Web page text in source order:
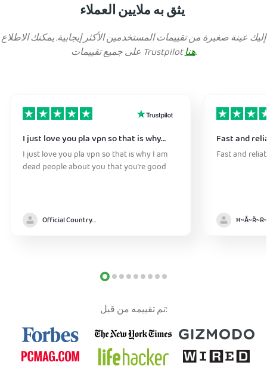
يثق به ملايين العملاء
إليك عينة صغيرة من تقييمات المستخدمين الأكثر إيجابية. يمكنك الاطلاع
على جميع تقييمات Trustpilotهنا.
I just love you pla vpn so that is why…
I just love you pla vpn so that is why I am
dead people about you that you’re good
Official Country model
Fast and
Fast and
تم تقييمه من قبل: